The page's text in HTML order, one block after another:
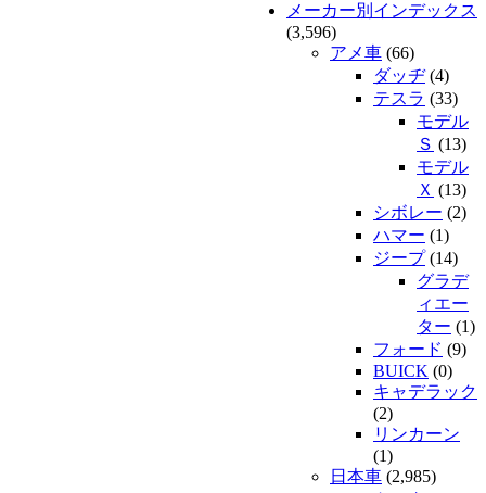
メーカー別インデックス
(3,596)
アメ車 (66)
ダッヂ(4)
テスラ (33)
モデル
Ｓ (13)
モデル
Ｘ (13)
シボレー (2)
ハマー (1)
ジープ(14)
グラデ
ィエー
ター (1)
フォード (9)
BUICK (0)
キャデラック
(2)
リンカーン
(1)
日本車 (2,985)